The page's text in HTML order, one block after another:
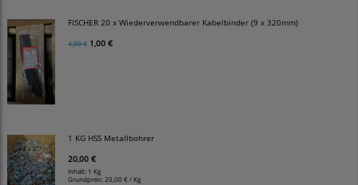
FISCHER 20 x Wiederverwendbarer Kabelbinder (9 x 320mm)
4,00 € 1,00 €
1 KG HSS Metallbohrer
20,00 €
Inhalt: 1 Kg
Grundpreis:20,00 € / Kg